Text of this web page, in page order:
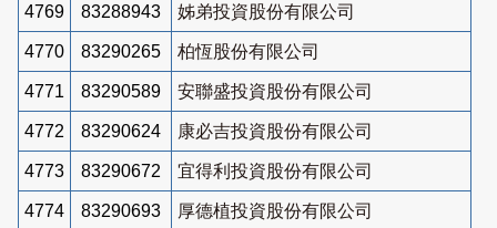
4769 83288943 姊弟投資股份有限公司
4770 83290265 柏恆股份有限公司
4771 83290589 安聯盛投資股份有限公司
4772 83290624 康必吉投資股份有限公司
4773 83290672 宜得利投資股份有限公司
4774 83290693 厚德植投資股份有限公司